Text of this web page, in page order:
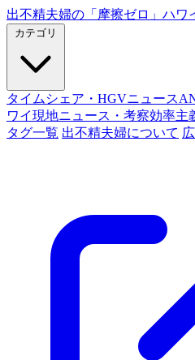
出不精夫婦の 「摩擦ゼロ」 ハワ
タイムシェア・HGVニュース
ワイ現地ニュース・考察効率主
タグ一覧 出不精夫婦について